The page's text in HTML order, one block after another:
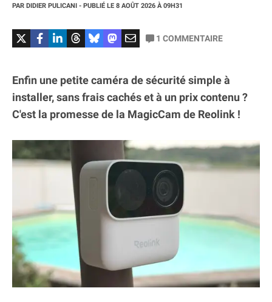
PAR DIDIER PULICANI - PUBLIÉ LE 8 AOÛT 2026 À 09H31
1 COMMENTAIRE
Enfin une petite caméra de sécurité simple à
installer, sans frais cachés et à un prix contenu ?
C'est la promesse de la MagicCam de Reolink !